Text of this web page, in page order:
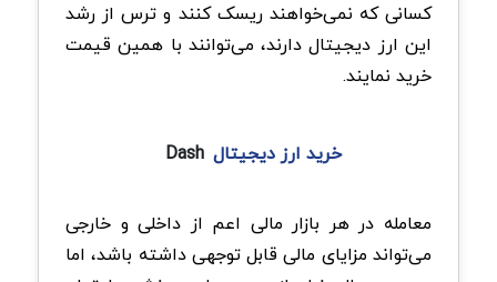
کسانی که نمی‌خواهند ریسک کنند و ترس از رشد
این ارز دیجیتال دارند، می‌توانند با همین قیمت
خرید نمایند.
خرید ارز دیجیتال Dash
معامله در هر بازار مالی اعم از داخلی و خارجی
می‌تواند مزایای مالی قابل توجهی داشته باشد، اما